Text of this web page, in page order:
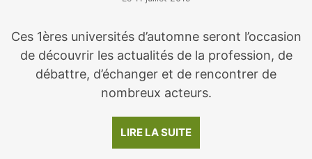
Ces 1ères universités d’automne seront l’occasion
de découvrir les actualités de la profession, de
débattre, d’échanger et de rencontrer de
nombreux acteurs.
LIRE LA SUITE